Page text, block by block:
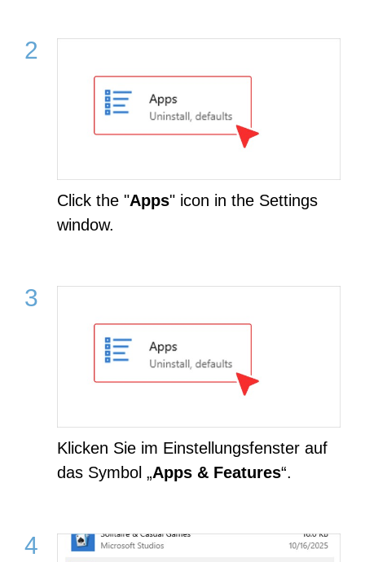
Click the "Apps" icon in the Settings
window.
Klicken Sie im Einstellungsfenster auf
das Symbol „Apps & Features“.